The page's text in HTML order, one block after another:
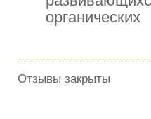
органических
Отзывы закрыты